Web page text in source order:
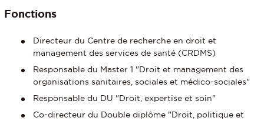
Fonctions
Directeur du Centre de recherche en droit et
management des services de santé (CRDMS)
Responsable du Master 1 "Droit et management des
organisations sanitaires, sociales et médico-sociales"
Responsable du DU "Droit, expertise et soin"
Co-directeur du Double diplôme "Droit, politique et